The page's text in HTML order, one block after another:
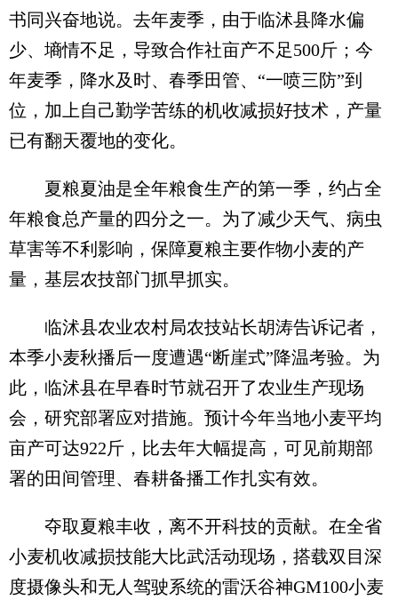
书同兴奋地说。去年麦季，由于临沭县降水偏
少、墒情不足，导致合作社亩产不足500斤；今
年麦季，降水及时、春季田管、“一喷三防”到
位，加上自己勤学苦练的机收减损好技术，产量
已有翻天覆地的变化。
夏粮夏油是全年粮食生产的第一季，约占全
年粮食总产量的四分之一。为了减少天气、病虫
草害等不利影响，保障夏粮主要作物小麦的产
量，基层农技部门抓早抓实。
临沭县农业农村局农技站长胡涛告诉记者，
本季小麦秋播后一度遭遇“断崖式”降温考验。为
此，临沭县在早春时节就召开了农业生产现场
会，研究部署应对措施。预计今年当地小麦平均
亩产可达922斤，比去年大幅提高，可见前期部
署的田间管理、春耕备播工作扎实有效。
夺取夏粮丰收，离不开科技的贡献。在全省
小麦机收减损技能大比武活动现场，搭载双目深
度摄像头和无人驾驶系统的雷沃谷神GM100小麦